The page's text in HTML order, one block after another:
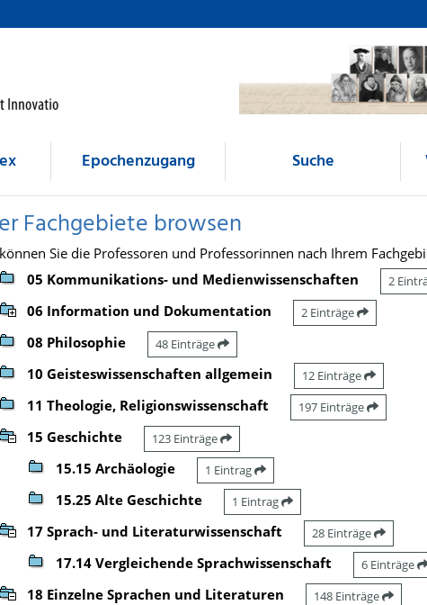
Epochenzugang Suche
Fachgebiete browsen
Sie die Professoren und Professorinnen nach Ihrem
05 Kommunikations- und Medienwissenschaften
2
06 Information und Dokumentation 2 Einträge
08 Philosophie 48 Einträge
10 Geisteswissenschaften allgemein 12 Einträge
11 Theologie, Religionswissenschaft 197 Einträge
15 Geschichte 123 Einträge
15.15 Archäologie 1 Eintrag
15.25 Alte Geschichte 1 Eintrag
17 Sprach- und Literaturwissenschaft 28 Einträge
17.14 Vergleichende Sprachwissenschaft 6 Einträge
18 Einzelne Sprachen und Literaturen 148 Einträge